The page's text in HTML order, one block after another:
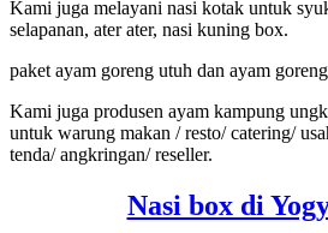
Kami juga melayani nasi kotak untuk
selapanan, ater ater, nasi kuning box.
paket ayam goreng utuh dan ayam
Kami juga produsen ayam kampung
untuk warung makan / resto/ catering/
tenda/ angkringan/ reseller.
Nasi box di